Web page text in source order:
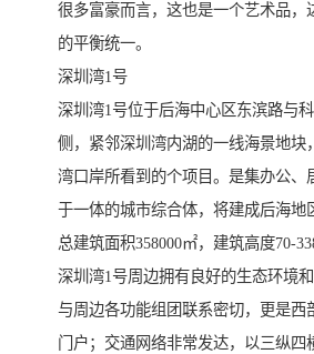
很多富豪而言，这也是一个艺术品，
的平衡统一。
深圳湾1号
深圳湾1号位于后海中心区东滨路与
侧，紧邻深圳湾内湖的一线海景地块
湾口岸所看到的个项目。是集办公、
于一体的城市综合体，将建成后海地
总建筑面积358000㎡，建筑高度70-
深圳湾1号周边拥有良好的生态环境和
与周边各功能组团联系密切，更是西
门户；交通网络非常发达，以三纵四